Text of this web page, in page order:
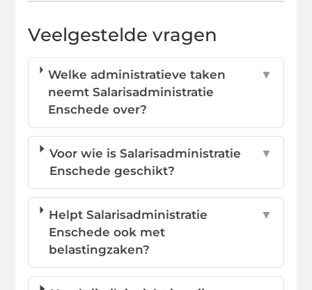
Veelgestelde vragen
Welke administratieve taken
neemt Salarisadministratie
Enschede over?
▼
Voor wie is Salarisadministratie
Enschede geschikt?
▼
Helpt Salarisadministratie
Enschede ook met
belastingzaken?
▼